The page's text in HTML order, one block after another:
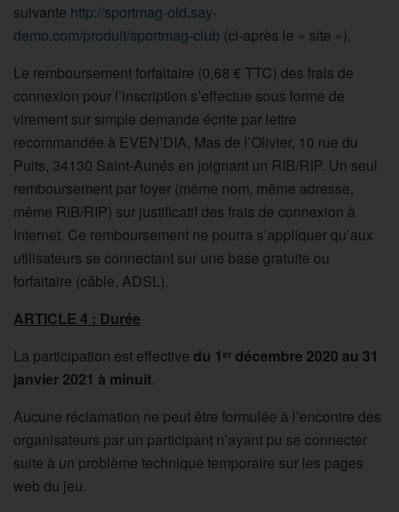
suivante http://sportmag-old.say-
demo.com/produit/sportmag-club (ci-après le « site »).
Le remboursement forfaitaire (0,68 € TTC) des frais de
connexion pour l’inscription s’effectue sous forme de
virement sur simple demande écrite par lettre
recommandée à EVEN’DIA, Mas de l’Olivier, 10 rue du
Puits, 34130 Saint-Aunés en joignant un RIB/RIP. Un seul
remboursement par foyer (même nom, même adresse,
même RIB/RIP) sur justificatif des frais de connexion à
Internet. Ce remboursement ne pourra s’appliquer qu’aux
utilisateurs se connectant sur une base gratuite ou
forfaitaire (câble, ADSL).
ARTICLE 4 : Durée
La participation est effective du 1 er décembre 2020 au 31
janvier 2021 à minuit.
Aucune réclamation ne peut être formulée à l’encontre des
organisateurs par un participant n’ayant pu se connecter
suite à un problème technique temporaire sur les pages
web du jeu.